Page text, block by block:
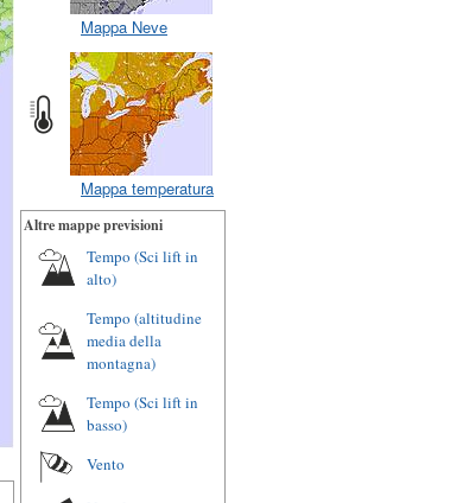
Mappa Neve
Mappa temperatura
Altre mappe previsioni
Tempo (Sci lift in
alto)
Tempo (altitudine
media della
montagna)
Tempo (Sci lift in
basso)
Vento